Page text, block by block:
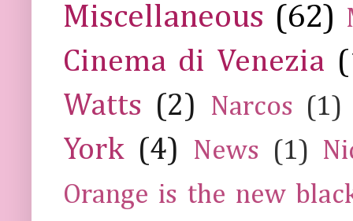
Miscellaneous (62)
Cinema di Venezia
Watts (2) Narcos (1)
York (4) News (1)
Orange is the new